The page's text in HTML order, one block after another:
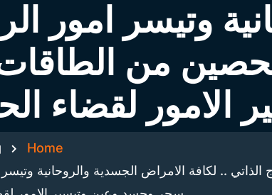
وتيسر امور
من
الامور لقضاء
Home
الذاتي .. لكافة الامراض الجسدية والروحانية